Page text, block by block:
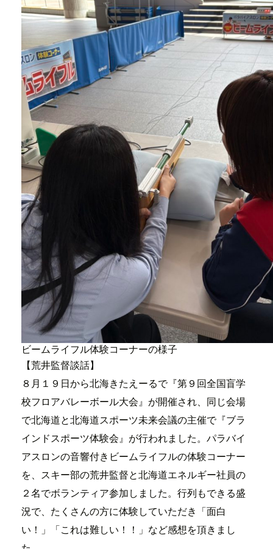
ビームライフル体験コーナーの様子
【荒井監督談話】
８月１９日から北海きたえーるで『第９回全国盲学
校フロアバレーボール大会』が開催され、同じ会場
で北海道と北海道スポーツ未来会議の主催で『ブラ
インドスポーツ体験会』が行われました。パラバイ
アスロンの音響付きビームライフルの体験コーナー
を、スキー部の荒井監督と北海道エネルギー社員の
２名でボランティア参加しました。行列もできる盛
況で、たくさんの方に体験していただき「面白
い！」「これは難しい！！」など感想を頂きまし